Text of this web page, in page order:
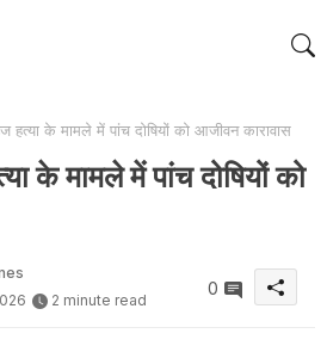
के मामले में पांच दोषियों को आजीवन कारावास
के मामले में पांच दोषियों को
2 minute read
0